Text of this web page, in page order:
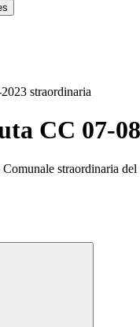
straordinaria
CC 07-
straordinaria